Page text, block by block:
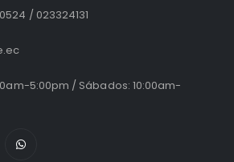
/ 023324131
5:00pm / Sábados: 10:00am-